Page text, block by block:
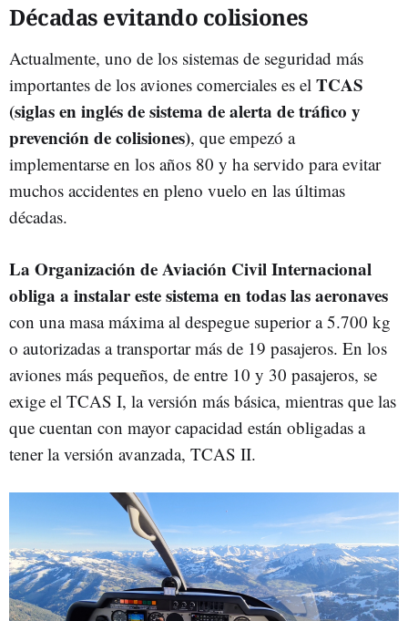
Décadas evitando colisiones
Actualmente, uno de los sistemas de seguridad más
importantes de los aviones comerciales es el TCAS
(siglas en inglés de sistema de alerta de tráfico y
prevención de colisiones), que empezó a
implementarse en los años 80 y ha servido para evitar
muchos accidentes en pleno vuelo en las últimas
décadas.
La Organización de Aviación Civil Internacional
obliga a instalar este sistema en todas las aeronaves
con una masa máxima al despegue superior a 5.700 kg
o autorizadas a transportar más de 19 pasajeros. En los
aviones más pequeños, de entre 10 y 30 pasajeros, se
exige el TCAS I, la versión más básica, mientras que las
que cuentan con mayor capacidad están obligadas a
tener la versión avanzada, TCAS II.